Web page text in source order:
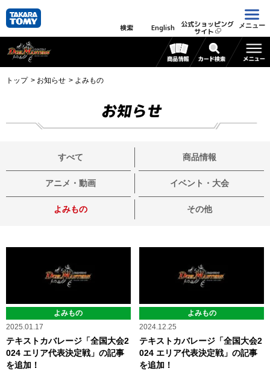
検索 English 公式ショッピング
サイト
メニュー
トップ お知らせ よみもの
お知らせ
すべて 商品情報
アニメ・動画 イベント・大会
よみもの その他
よみもの
2025.01.17
テキストカバレージ「全国大会2
024 エリア代表決定戦」の記事
を追加！
よみもの
2024.12.25
テキストカバレージ「全国大会2
024 エリア代表決定戦」の記事
を追加！